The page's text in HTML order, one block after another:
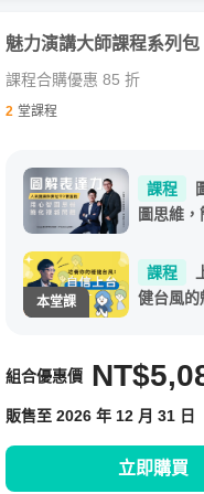
魅力演講大師課程系列包
課程合購優惠 85 折
2 堂課程
課程
圖思維
課程
健台風的
組合優惠價
販售至 2026 年 12 月 31 日
立即購買